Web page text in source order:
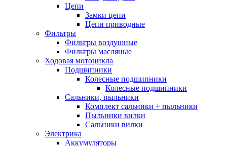
Цепи
Замки цепи
Цепи приводные
Фильтры
Фильтры воздушные
Фильтры масляные
Ходовая мотоцикла
Подшипники
Колесные подшипники
Колесные подшипники
Сальники, пыльники
Комплект сальники + пыльники
Пыльники вилки
Сальники вилки
Электрика
Аккумуляторы